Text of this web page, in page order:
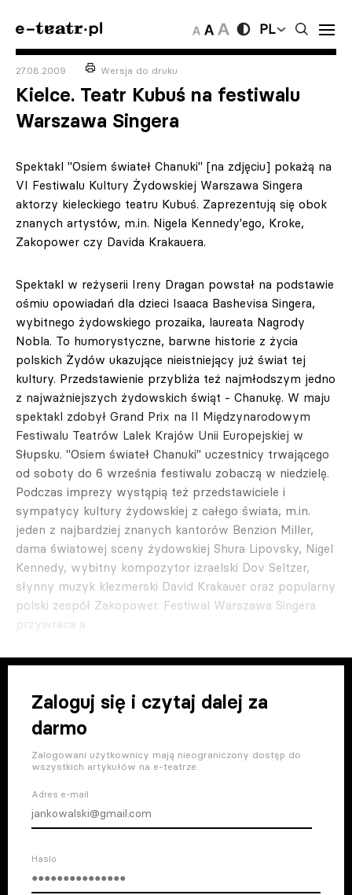
PL
27.08.2009 Wersja do druku
Kielce. Teatr Kubuś na festiwalu
Warszawa Singera
Spektakl "Osiem świateł Chanuki" [na zdjęciu] pokażą na
VI Festiwalu Kultury Żydowskiej Warszawa Singera
aktorzy kieleckiego teatru Kubuś. Zaprezentują się obok
znanych artystów, m.in. Nigela Kennedy'ego, Kroke,
Zakopower czy Davida Krakauera.
Spektakl w reżyserii Ireny Dragan powstał na podstawie
ośmiu opowiadań dla dzieci Isaaca Bashevisa Singera,
wybitnego żydowskiego prozaika, laureata Nagrody
Nobla. To humorystyczne, barwne historie z życia
polskich Żydów ukazujące nieistniejący już świat tej
kultury. Przedstawienie przybliża też najmłodszym jedno
z najważniejszych żydowskich świąt - Chanukę. W maju
spektakl zdobył Grand Prix na II Międzynarodowym
Festiwalu Teatrów Lalek Krajów Unii Europejskiej w
Słupsku. "Osiem świateł Chanuki" uczestnicy trwającego
od soboty do 6 września festiwalu zobaczą w niedzielę.
Podczas imprezy wystąpią też przedstawiciele i
sympatycy kultury żydowskiej z całego świata, m.in.
jeden z najbardziej znanych kantorów Benzion Miller,
dama światowej sceny żydowskiej Shura Lipovsky, Nigel
Kennedy, wybitny kompozytor izraelski Dov Seltzer,
słynny muzyk klezmerski David Krakauer oraz popularny
polski zespół Zakopower. Festiwal Warszawa Singera
przywraca a
Zaloguj się i czytaj dalej za
darmo
Zalogowani użytkownicy mają nieograniczony dostęp do
wszystkich artykułów na e-teatrze.
Adres e-mail
Haslo